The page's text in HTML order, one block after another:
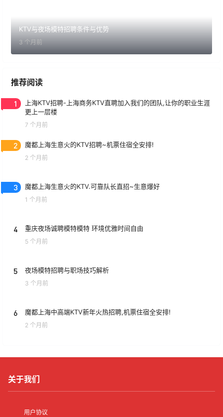
KTV与夜场模特招聘条件与优势
3 个月前
推荐阅读
1
上海KTV招聘-上海商务KTV直聘加入我们的团队,让你的职业生涯
更上一层楼
7 个月前
2 魔都上海生意火的KTV招聘~机票住宿全安排!
2 个月前
3 魔都上海生意火的KTV.可靠队长直招~生意爆好
1 个月前
4 重庆夜场诚聘模特模特 环境优雅时间自由
5 个月前
5 夜场模特招聘与职场技巧解析
3 个月前
6 魔都上海中高端KTV新年火热招聘,机票住宿全安排!
2 个月前
关于我们
用户协议